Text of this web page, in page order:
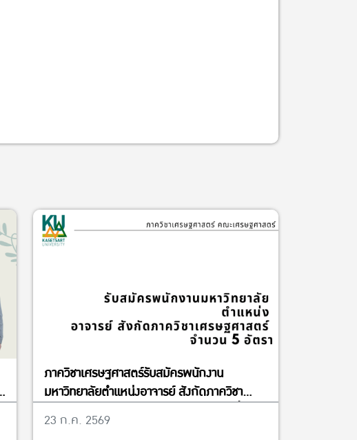
ภาควิชาเศรษฐศาสตร์รับสมัครพนักงาน
มหาวิทยาลัยตำแหน่งอาจารย์ สังกัดภาควิชา
เศรษฐศาสตร์ จำนวน 5 อัตรา ได้ตั้งแต่บัดนี้จนถึง
วันที่ 13 พฤศจิกายน พ.ศ. 2569
23 ก.ค. 2569